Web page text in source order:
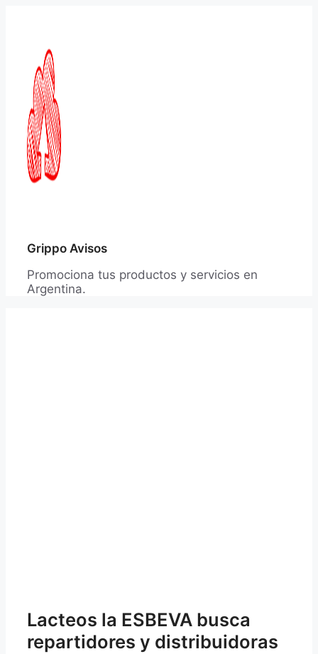
Grippo Avisos
Promociona tus productos y servicios en
Argentina.
Lacteos la ESBEVA busca
repartidores y distribuidoras